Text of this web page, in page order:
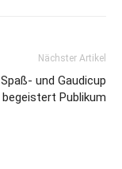
Nächster Artikel
und Gaudicup
begeistert Publikum